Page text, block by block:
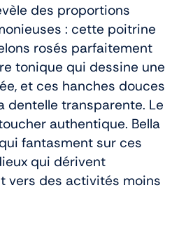
des proportions
: cette poitrine
rosés parfaitement
tonique qui dessine une
et ces hanches douces
dentelle transparente. Le
authentique. Bella
fantasment sur ces
qui dérivent
vers des activités moins